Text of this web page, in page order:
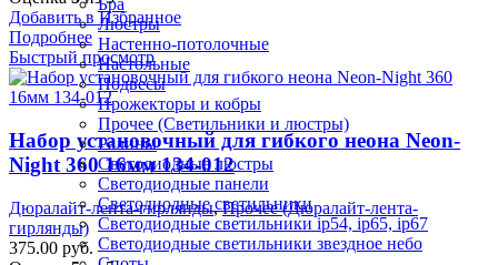
Бра
Люстры
Настенно-потолочные
Настольные
Подвесы
Прожекторы и кобры
Прочее (Светильники и люстры)
Ралины
Светодиодные люстры
Светодиодные панели
Светодиодные светильники
Светодиодные светильники ip54, ip65, ip67
Светодиодные светильники звездное небо
Добавить в Избранное
Подробнее
Быстрый просмотр
Набор установочный для гибкого неона Neon-
Night 360 16мм 134-012
Дюралайт-лента-гирлянды,Прочее (Дюралайт-лента-
гирлянды)
375.00 руб.